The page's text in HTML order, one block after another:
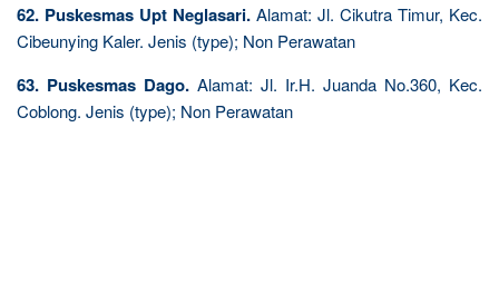
62. Puskesmas Upt Neglasari. Alamat: Jl. Cikutra Timur, Kec.
Cibeunying Kaler. Jenis (type); Non Perawatan
63. Puskesmas Dago. Alamat: Jl. Ir.H. Juanda No.360, Kec.
Coblong. Jenis (type); Non Perawatan